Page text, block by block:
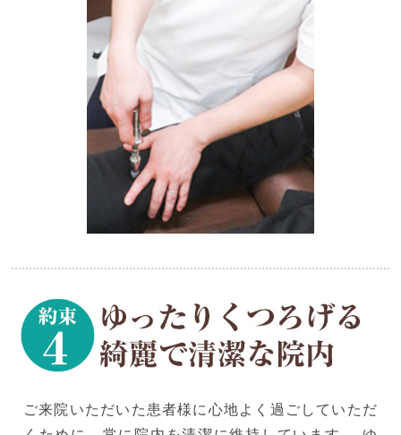
ご来院いただいた患者様に心地よく過ごしていただ